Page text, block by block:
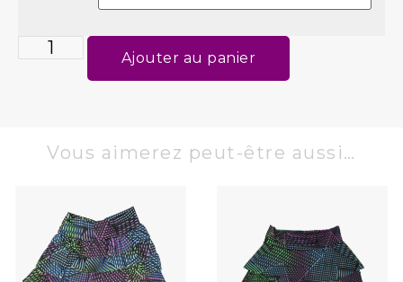
Ajouter au panier
Vous aimerez peut-être aussi…